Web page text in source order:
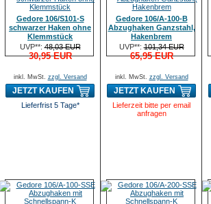
Gedore 106/S101-S
schwarzer Haken ohne
Klemmstück
UVP**:48,03 EUR
30,95 EUR
inkl. MwSt. zzgl. Versand
JETZT KAUFEN
Lieferfrist 5 Tage*
Gedore 106/A-100-B
Abzughaken Ganzstahl,
Hakenbrem
UVP**:101,34 EUR
65,95 EUR
inkl. MwSt. zzgl. Versand
JETZT KAUFEN
Lieferzeit bitte per email
anfragen